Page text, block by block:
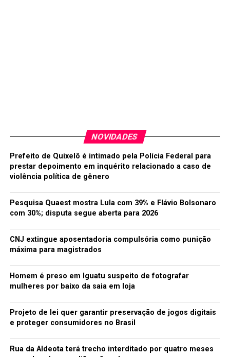
NOVIDADES
Prefeito de Quixelô é intimado pela Polícia Federal para
prestar depoimento em inquérito relacionado a caso de
violência política de gênero
Pesquisa Quaest mostra Lula com 39% e Flávio Bolsonaro
com 30%; disputa segue aberta para 2026
CNJ extingue aposentadoria compulsória como punição
máxima para magistrados
Homem é preso em Iguatu suspeito de fotografar
mulheres por baixo da saia em loja
Projeto de lei quer garantir preservação de jogos digitais
e proteger consumidores no Brasil
Rua da Aldeota terá trecho interditado por quatro meses